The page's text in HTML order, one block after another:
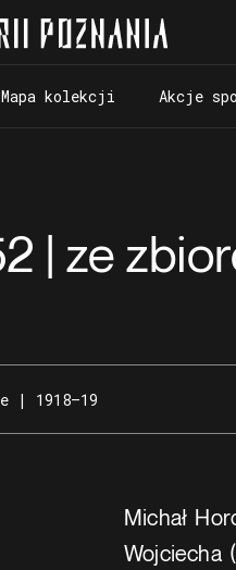
Mapa kolekcji
Akcje
| ze
| 1918–19
Michał
Wojciecha